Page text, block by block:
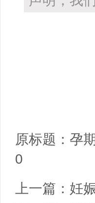
原标题： 孕
0
上一篇： 妊